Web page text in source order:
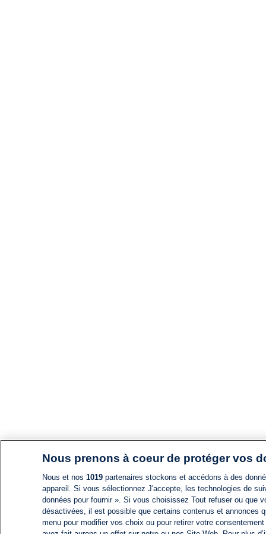
Nous prenons à coeur de protéger vos
Nous et nos 1019partenaires stockons et accédons à des
appareil. Si vous sélectionnez J'accepte, les technologies de
données pour fournir ». Si vous choisissez Tout refuser ou
désactivées, il est possible que certains contenus et annonces
menu pour modifier vos choix ou pour retirer votre